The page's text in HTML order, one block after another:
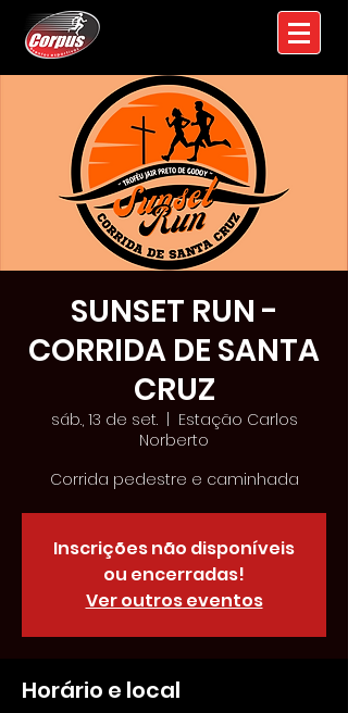
SUNSET RUN -
CORRIDA DE SANTA
CRUZ
sáb., 13 de set.
  |
Estação Carlos
Norberto
Corrida pedestre e caminhada
Inscrições não disponíveis
ou encerradas!
Ver outros eventos
Horário e local